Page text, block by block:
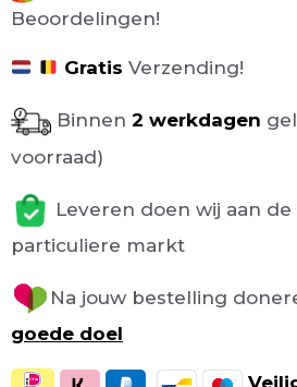
Beoordelingen!
Gratis Verzending!
Binnen 2 werkdagen
voorraad)
Leveren doen wij aan
particuliere markt
Na jouw bestelling
goede doel